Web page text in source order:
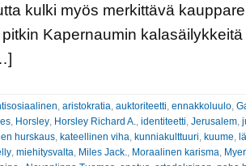
kulki myös merkittävä
Kapernaumin
, aristokratia, auktoriteetti, ennakkoluulo,
, Horsley, Horsley Richard A., identiteetti, Jerusalem,
hurskaus, kateellinen viha, kunniakulttuuri, kuume,
, miehitysvalta, Miles Jack., Moraalinen karisma,